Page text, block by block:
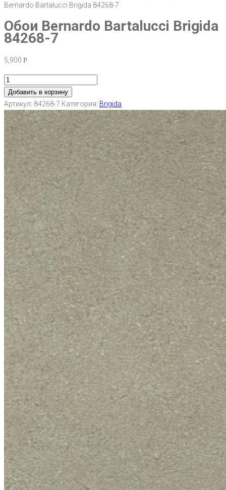
Bernardo Bartalucci Brigida 84268-7
Обои Bernardo Bartalucci Brigida
84268-7
5,900 Р
Добавить в корзину
Артикул: 84268-7 Категория: Brigida